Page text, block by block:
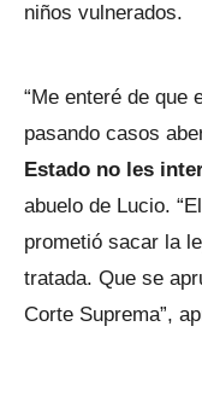
niños vulnerados.
“Me enteré de que
pasando casos
Estado no les
abuelo de Lucio.
prometió sacar la
tratada. Que se
Corte Suprema”,